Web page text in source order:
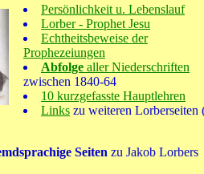
Persönlichkeit u. Lebenslauf
Lorber - Prophet Jesu
Echtheitsbeweise der
Prophezeiungen
Abfolge aller Niederschriften
zwischen 1840-64
10 kurzgefasste Hauptlehren
Links zu weiteren Lorberseiten
Seiten zu Jakob Lorbers